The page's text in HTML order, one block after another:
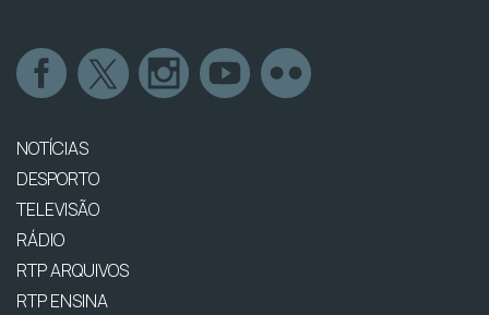
NOTÍCIAS
DESPORTO
TELEVISÃO
RÁDIO
RTP ARQUIVOS
RTP ENSINA